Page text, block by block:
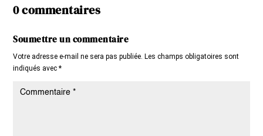
0 commentaires
Soumettre un commentaire
Votre adresse e-mail ne sera pas publiée. Les champs obligatoires sont
indiqués avec*